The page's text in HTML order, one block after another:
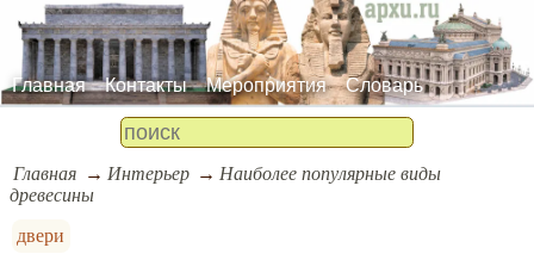
Главная Контакты Мероприятия Словарь
Главная Интерьер
Наиболее популярные виды
древесины
двери